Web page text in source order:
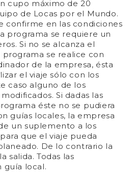
cupo máximo de 20
de Locas por el Mundo.
confirme en las condiciones
programa se requiere un
Si no se alcanza el
se realice con
de la empresa, ésta
el viaje sólo con los
caso alguno de los
Si dadas las
éste no se pudiera
guías locales, la empresa
un suplemento a los
que el viaje pueda
De lo contrario la
salida. Todas las
guía local.